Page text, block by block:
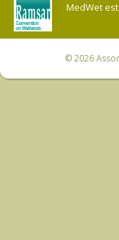
MedWet
© 2026